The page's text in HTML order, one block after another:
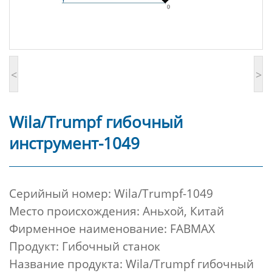
< >
Wila/Trumpf гибочный
инструмент-1049
Cерийный номер: Wila/Trumpf-1049
Место происхождения: Аньхой, Китай
Фирменное наименование: FABMAX
Продукт: Гибочный станок
Название продукта: Wila/Trumpf гибочный